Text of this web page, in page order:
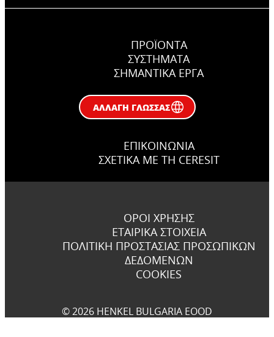
ΠΡΟΪΟΝΤΑ
ΣΥΣΤΉΜΑΤΑ
ΣΗΜΑΝΤΙΚΆ ΕΡΓΑ
ΑΛΛΑΓΉ ΓΛΏΣΣΑΣ
ΕΠΙΚΟΙΝΩΝΊΑ
ΣΧΕΤΙΚΆ ΜΕ ΤΗ CERESIT
ΌΡΟΙ ΧΡΉΣΗΣ
ΕΤΑΙΡΙΚΆ ΣΤΟΙΧΕΊΑ
ΠΟΛΙΤΙΚΉ ΠΡΟΣΤΑΣΊΑΣ ΠΡΟΣΩΠΙΚΏΝ
ΔΕΔΟΜΈΝΩΝ
COOKIES
© 2026 HENKEL BULGARIA EOOD